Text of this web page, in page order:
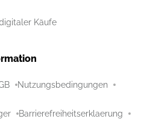
Käufe
Nutzungsbedingungen
Barrierefreiheitserklaerung